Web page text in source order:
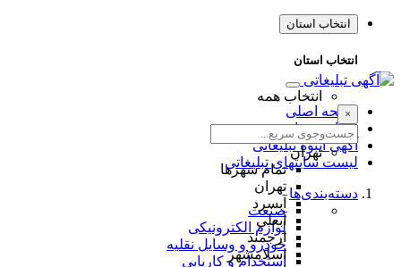
انتخاب استان
انتخاب استان
انتخاب همه
×
تهران
تمام شهر‌ها
تهران
آبسرد
آبعلی
ارجمند
اسلامشهر
صفحه اصلی
طراحی سایت
آگهی انبوه تبلیغاتی
لیست سایتهای تبلیغاتی
دسته‌بندی‌ها
صنعت
لوازم الکترونیکی
خودرو و وسایل نقلیه
استخدام و کاریابی